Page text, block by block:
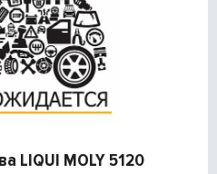
LIQUI MOLY 5120